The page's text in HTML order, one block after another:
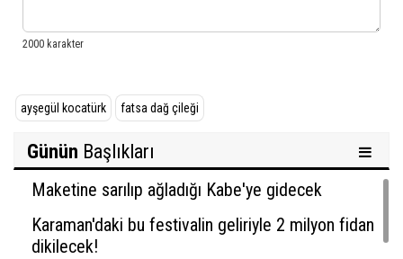
ayşegül kocatürk fatsa dağ çileği
Günün Başlıkları
Maketine sarılıp ağladığı Kabe'ye gidecek
Karaman'daki bu festivalin geliriyle 2 milyon fidan
dikilecek!